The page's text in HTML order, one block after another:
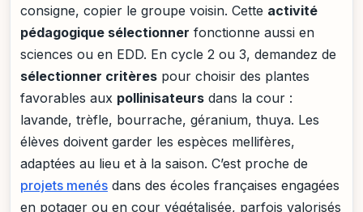
consigne, copier le groupe voisin. Cette activité
pédagogique sélectionner fonctionne aussi en
sciences ou en EDD. En cycle 2 ou 3, demandez de
sélectionner critères pour choisir des plantes
favorables aux pollinisateurs dans la cour :
lavande, trèfle, bourrache, géranium, thuya. Les
élèves doivent garder les espèces mellifères,
adaptées au lieu et à la saison. C’est proche de
projets menés dans des écoles françaises engagées
en potager ou en cour végétalisée, parfois valorisés